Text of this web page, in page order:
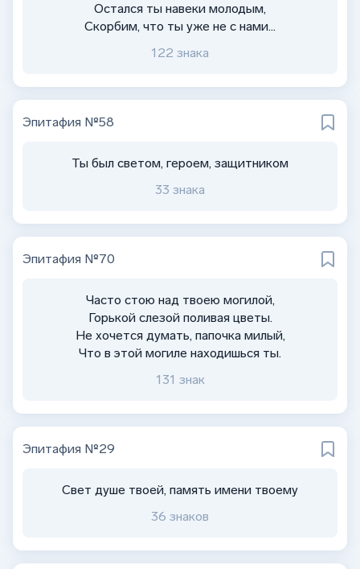
Остался ты навеки молодым,
Скорбим, что ты уже не с нами...
122 знака
Эпитафия №58
Ты был светом, героем, защитником
33 знака
Эпитафия №70
Часто стою над твоею могилой,
Горькой слезой поливая цветы.
Не хочется думать, папочка милый,
Что в этой могиле находишься ты.
131 знак
Эпитафия №29
Свет душе твоей, память имени твоему
36 знаков